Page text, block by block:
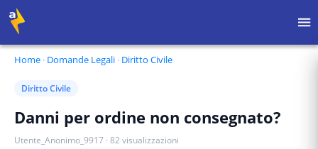
Home · Domande Legali · Diritto Civile
Diritto Civile
Danni per ordine non consegnato?
Utente_Anonimo_9917 · 82 visualizzazioni